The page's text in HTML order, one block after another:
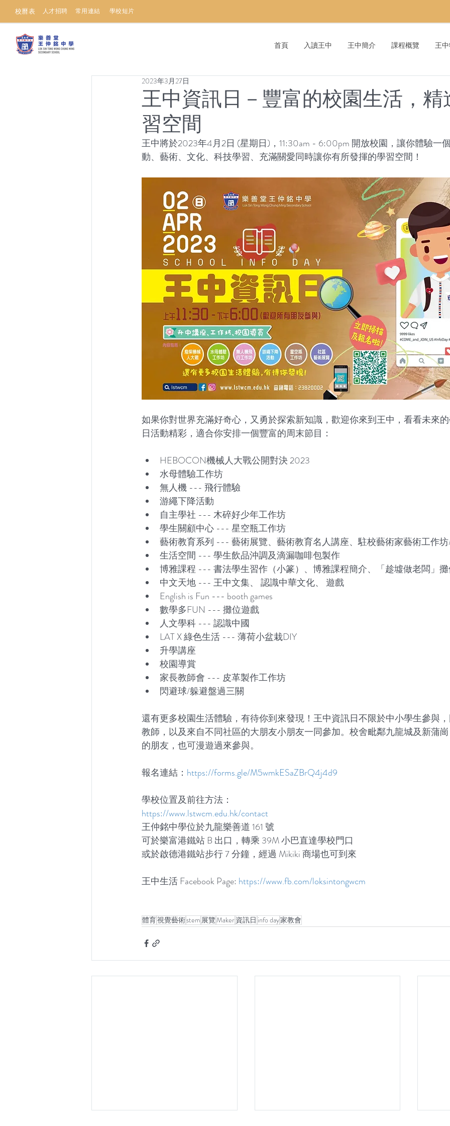
常用連結
人才招聘
校曆表 學校短片
首頁 入讀王中 王中簡介 課程概覽 王
王中資訊日－豐富的校園生活，精
習空間
2023年3月27日
王中將於2023年4月2日 (星期日)，11:30am - 6:00pm 開放校園，讓你體驗一
動、藝術、文化、科技學習、充滿關愛同時讓你有所發揮的學習空間！
如果你對世界充滿好奇心，又勇於探索新知識，歡迎你來到王中，看看未來
日活動精彩，適合你安排一個豐富的周末節目：
HEBOCON機械人大戰公開對決 2023
水母體驗工作坊
無人機 --- 飛行體驗
游繩下降活動
自主學社 --- 木碎好少年工作坊
學生關顧中心 --- 星空瓶工作坊
藝術教育系列 --- 藝術展覽、藝術教育名人講座、駐校藝術家藝術工作
生活空間 --- 學生飲品沖調及滴漏咖啡包製作
博雅課程 --- 書法學生習作（小篆）、博雅課程簡介、「趁墟做老闆」
中文天地 --- 王中文集、 認識中華文化、 遊戲
English is Fun --- booth games
數學多FUN --- 攤位遊戲
人文學科 --- 認識中國
LAT X 綠色生活 --- 薄荷小盆栽DIY
升學講座
校園導賞
家長教師會 --- 皮革製作工作坊
閃避球/躲避盤過三關
還有更多校園生活體驗，有待你到來發現！王中資訊日不限於中小學生參與，
教師，以及來自不同社區的大朋友小朋友一同參加。校舍毗鄰九龍城及新蒲
的朋友，也可漫遊過來參與。
報名連結： https://forms.gle/M5wmkESaZBrQ4j4d9
學校位置及前往方法：
https://www.lstwcm.edu.hk/contact
王仲銘中學位於九龍樂善道 161 號
可於樂富港鐵站 B 出口，轉乘 39M 小巴直達學校門口
或於啟德港鐵站步行 7 分鐘，經過 Mikiki 商場也可到來
王中生活 Facebook Page: https://www.fb.com/loksintongwcm
體育視覺藝術stem 展覽Maker資訊日 info day家教會